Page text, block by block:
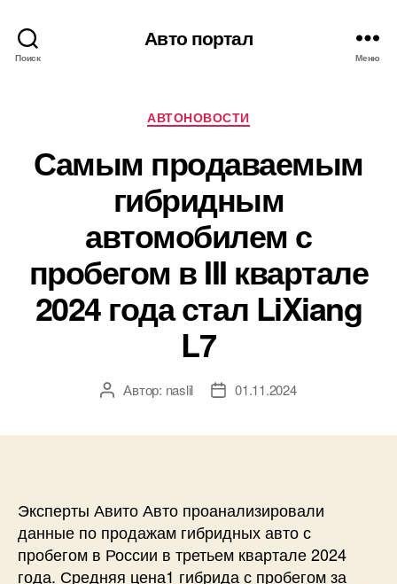
Поиск
Авто портал
Меню
Рубрики
АВТОНОВОСТИ
Самым продаваемым
гибридным
автомобилем с
пробегом в III квартале
2024 года стал LiXiang
L7
АвторАвтор: naslil
Дата01.11.2024
Эксперты Авито Авто проанализировали
данные по продажам гибридных авто с
пробегом в России в третьем квартале 2024
года. Средняя цена1 гибрида с пробегом за